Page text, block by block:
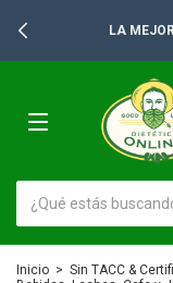
+2500
Inicio > Sin TACC &